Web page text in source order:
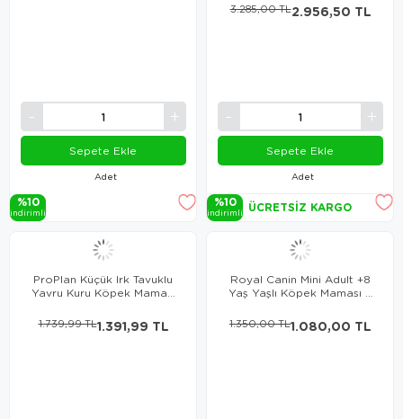
Adet
Sepete Ekle
%10
i̇ndi̇ri̇mli̇
Adet
2.956,50 TL
3.285,00 TL
Sepete Ekle
%10
i̇ndi̇ri̇mli̇ ÜCRETSIZ KARGO
ProPlan Küçük Irk Tavuklu
Yavru Kuru Köpek Maması
1.391,99 TL
1.739,99 TL
Royal Canin Mini Adult +8
Yaş Yaşlı Köpek Maması 2
1.080,00 TL
1.350,00 TL